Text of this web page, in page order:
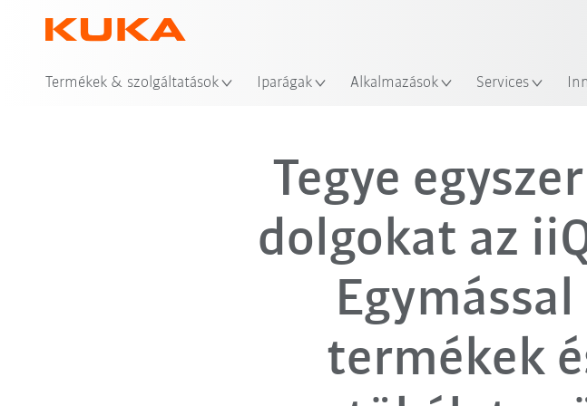
Termékek & szolgáltatások Iparágak Alkalmazások Services
Tegye
dolgokat az
termékek